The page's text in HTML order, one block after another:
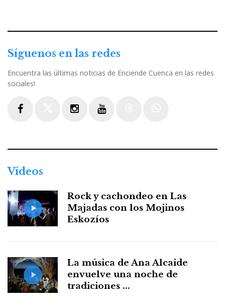
Síguenos en las redes
Encuentra las últimas noticias de Enciende Cuenca en las redes
sociales!
Vídeos
Rock y cachondeo en Las
Majadas con los Mojinos
Eskozíos
La música de Ana Alcaide
envuelve una noche de
tradiciones ...